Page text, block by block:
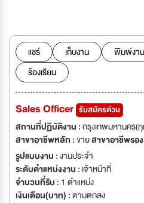
แท้จริง เรามีวิสัยทัศน์ที่จะเป็นทางเลือกที่
มุ่งมั่นในทุกรายละเอียด เพื่อปรับ และส่ง
ออกแบบที่อยู่อาศัยอย่างชาญฉลาด โครงก
พาร์ค, ธารา ราชพฤกษ์-ปิ่นเกล้า, THE
KUUN ราชพฤกษ์-พระราม 5,
ทีมงานเอ็นริชประกอบด้วยมืออาชีพที่เชี่
นวัตกรรมล้ำสมัยและแนวคิดสร้างสรรค์ เ
ตอบโจทย์ทุกไลฟ์สไตล์ และดำรงไว้
ร่วมเติมเต็มพลังเหมือนกับเรา เอ็นริชมีบ
งานอย่างร่วมใจ คิดไปด้วยกัน ทำไปด้วยกั
แสนสุขเป็นพื้นฐานที่ดีของการดำรงชีวิต" ม
สร้างสรรค์สิ่งดีๆ ให้กับโลกใบนี้และทุกครอบ
แชร์ เก็บงาน
พิมพ์งาน
ร้องเรียน
Sales Officer รับสมัครด่วน
สถานที่ปฏิบัติงาน :กรุงเทพมหานคร(ทุ
สาขาอาชีพหลัก :ขายสาขาอาชีพรอ
รูปแบบงาน :งานประจำ
ระดับตำแหน่งงาน : เจ้าหน้าที่
จำนวนที่รับ : 1 ตำแหน่ง
เงินเดือน(บาท) :ตามตกลง